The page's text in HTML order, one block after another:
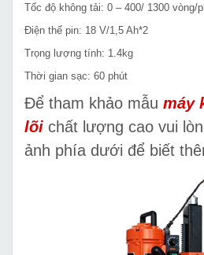
Tốc độ không tải: 0 – 400/ 1300 vòng/
Điện thế pin: 18 V/1,5 Ah*2
Trọng lượng tính: 1.4kg
Thời gian sạc: 60 phút
Để tham khảo mẫu máy
lõi chất lượng cao vui
ảnh phía dưới để biết